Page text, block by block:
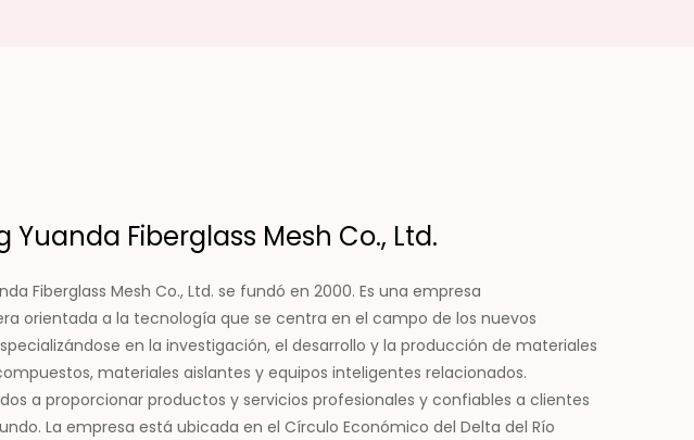
Yuanda Fiberglass Mesh Co., Ltd.
Fiberglass Mesh Co., Ltd. se fundó en 2000. Es una empresa
orientada a la tecnología que se centra en el campo de los nuevos
en la investigación, el desarrollo y la producción de materiales
materiales aislantes y equipos inteligentes relacionados.
a proporcionar productos y servicios profesionales y confiables a clientes
La empresa está ubicada en el Círculo Económico del Delta del Río